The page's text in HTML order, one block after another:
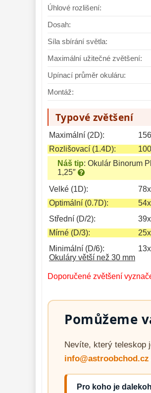
Úhlové rozlišení:
Dosah:
Síla sbírání světla:
Maximální užitečné zvětšení:
Upínací průměr okuláru:
Montáž:
Typové zvětšení
Maximální (2D):
Rozlišovací (1.4D):
Náš tip: Okulár Binorum
1,25″
Velké (1D): 78x
Optimální (0.7D):
54x
Střední (D/2):
39x
Mírné (D/3):
25x
Minimální (D/6):
13x
Okuláry větší než 30 mm
Doporučené zvětšení
Pomůžeme
Nevíte, který teleskop
info@astroobchod.cz
Pro koho je